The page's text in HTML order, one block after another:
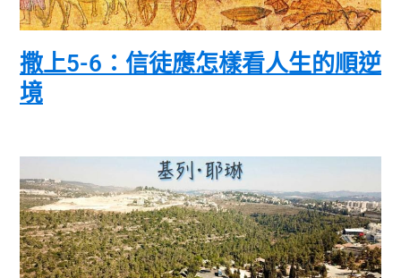
撒上5-6：信徒應怎樣看人生的順逆
境